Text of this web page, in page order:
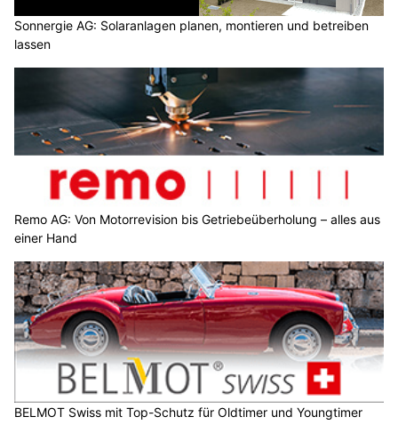
Sonnergie AG: Solaranlagen planen, montieren und betreiben
lassen
Remo AG: Von Motorrevision bis Getriebeüberholung – alles aus
einer Hand
BELMOT Swiss mit Top-Schutz für Oldtimer und Youngtimer